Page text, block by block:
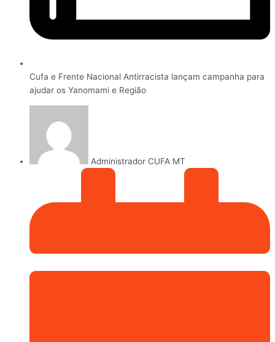
Cufa e Frente Nacional Antirracista lançam campanha para
ajudar os Yanomami e Região
Administrador CUFA MT